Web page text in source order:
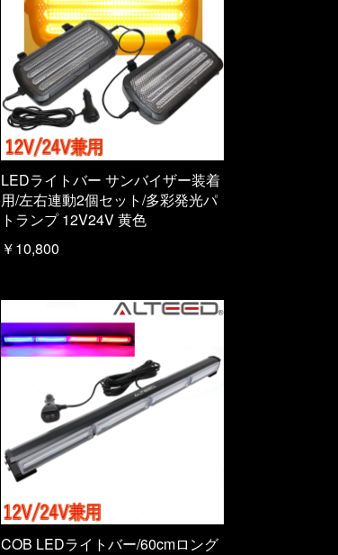
LEDライトバー サンバイザー装着
用/左右連動2個セット/多彩発光パ
トランプ 12V24V 黄色
￥10,800
COB LEDライトバー/60cmロング